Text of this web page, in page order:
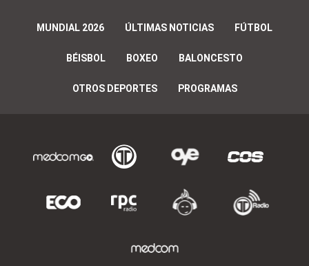
MUNDIAL 2026 ÚLTIMAS NOTICIAS FÚTBOL
BÉISBOL BOXEO BALONCESTO
OTROS DEPORTES PROGRAMAS